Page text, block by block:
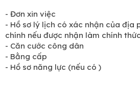
- Đơn xin việc
- Hồ sơ lý lịch có xác nhận của địa
chính nếu được nhận làm chính
- Căn cước công dân
- Bằng cấp
- Hồ sơ năng lực (nếu có )